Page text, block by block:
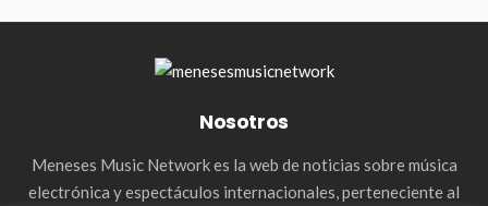
Nosotros
Meneses Music Network es la web de noticias sobre música
electrónica y espectáculos internacionales, perteneciente al